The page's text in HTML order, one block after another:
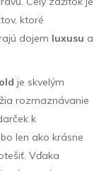
ktoré
dojem luxusu a
je skvelým
rozmaznávanie
k
len ako krásne
Vďaka